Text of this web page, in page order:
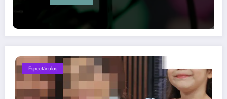
Espectáculos